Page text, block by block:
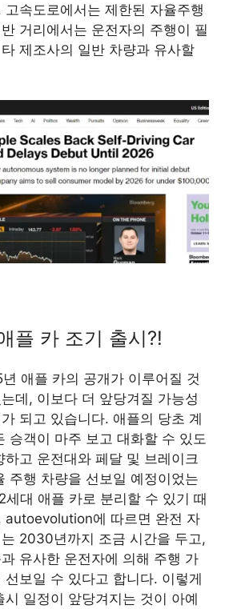
고속도로에서는 제한된 자율주행
거리에서는 운전자의 주행이 필
제조사의 일반 차량과 유사할
플 카 조기 출시?!
애플 카의 공개가 이루어질 것
데, 이보다 더 앞당겨질 가능성
되고 있습니다. 애플의 당초 계
승객이 마주 보고 대화할 수 있도
하고 운전대와 페달 및 브레이크
주행 차량을 선보일 예정이었는
세대 애플 카로 분리할 수 있기 때
autoevolution에 따르면 완전 자
2030년까지 조금 시간을 두고,
유사한 운전자에 의해 주행 가
선보일 수 있다고 합니다. 이렇게
시 일정이 앞당겨지는 것이 아예